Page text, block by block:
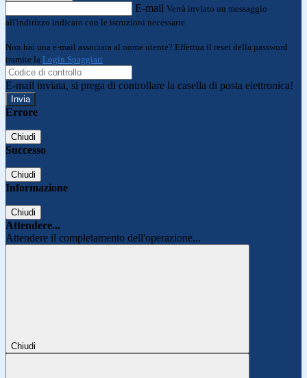
E-mail Verrà inviato un messaggio
all'indirizzo indicato con le istruzioni necessarie.
Non hai una e-mail associata al nome utente? Effettua il reset della password
tramite la Login Spaggiari
E-mail inviata, si prega di controllare la casella di posta elettronica!
Errore
Chiudi
Successo
Chiudi
Informazione
Chiudi
Attendere...
Attendere il completamento dell'operazione...
Chiudi